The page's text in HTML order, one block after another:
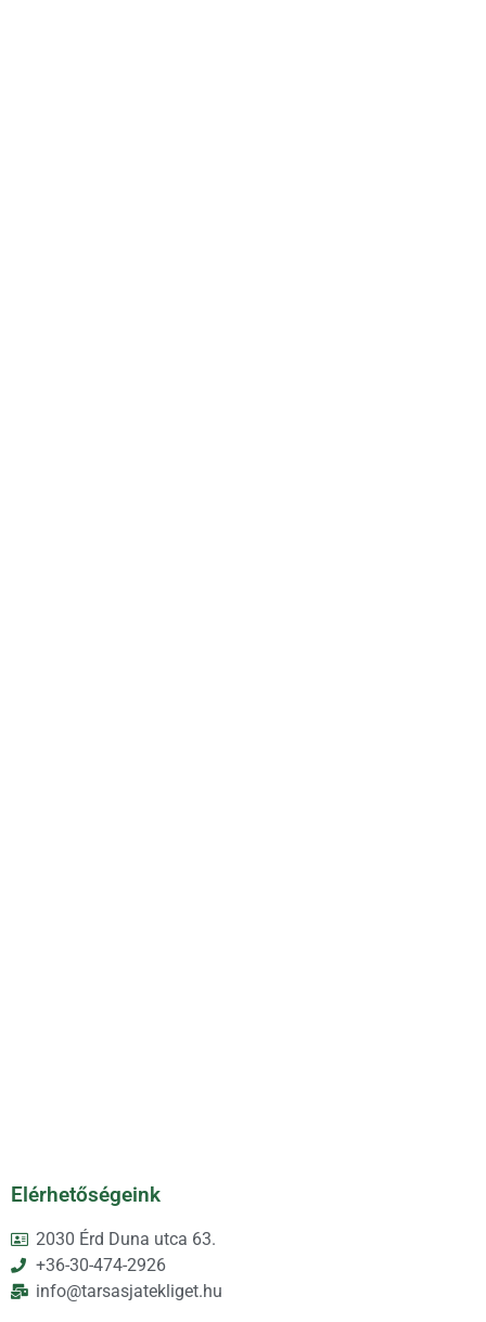
Elérhetőségeink
2030 Érd Duna utca 63.
+36-30-474-2926
info@tarsasjatekliget.hu